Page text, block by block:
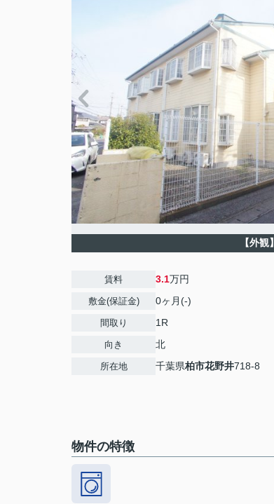
【外観】
賃料 3.1万円
敷金(保証金) 0ヶ月(-)
間取り 1R
向き 北
所在地 千葉県柏市花野井718-8
物件の特徴